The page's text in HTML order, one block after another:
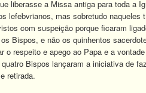
liberasse a Missa antiga para toda a
lefebvrianos, mas sobretudo
com suspeição porque ficaram
Bispos, e não os quinhentos
o respeito e apego ao Papa e a
Bispos lançaram a iniciativa de
retirada.